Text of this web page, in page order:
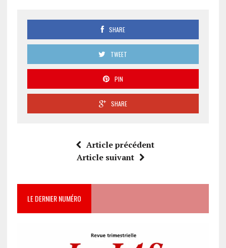
SHARE
TWEET
PIN
SHARE
Article précédent
Article suivant
LE DERNIER NUMÉRO